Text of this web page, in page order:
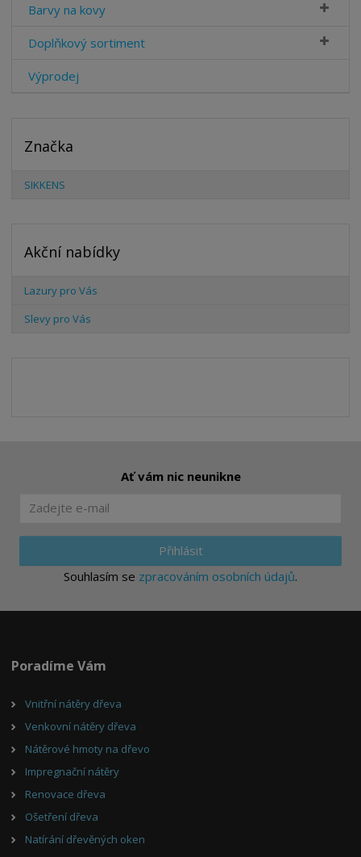
Barvy na kovy
Doplňkový sortiment
Výprodej
Značka
SIKKENS
Akční nabídky
Lazury pro Vás
Slevy pro Vás
Ať vám nic neunikne
Přihlásit
Souhlasím se zpracováním osobních údajů.
Poradíme Vám
Vnitřní nátěry dřeva
Venkovní nátěry dřeva
Nátěrové hmoty na dřevo
Impregnační nátěry
Renovace dřeva
Ošetření dřeva
Natírání dřevěných oken